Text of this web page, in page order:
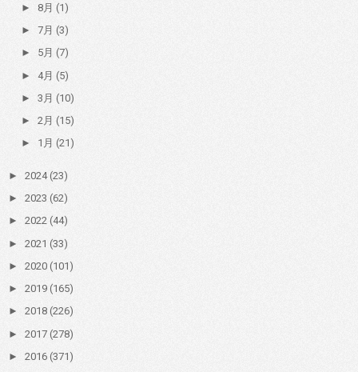
► 8月 (1)
► 7月 (3)
► 5月 (7)
► 4月 (5)
► 3月 (10)
► 2月 (15)
► 1月 (21)
► 2024(23)
► 2023 (62)
► 2022 (44)
► 2021 (33)
► 2020 (101)
► 2019 (165)
► 2018 (226)
► 2017 (278)
► 2016 (371)